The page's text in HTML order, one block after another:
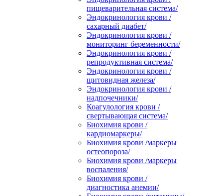
пищеварительная система/
Эндокринология крови /
сахарный диабет/
Эндокринология крови /
мониторинг беременности/
Эндокринология крови /
репродуктивная система/
Эндокринология крови /
щитовидная железа/
Эндокринология крови /
надпочечники/
Коагулология крови /
свертывающая система/
Биохимия крови /
кардиомаркеры/
Биохимия крови /маркеры
остеопороза/
Биохимия крови /маркеры
воспаления/
Биохимия крови /
диагностика анемии/